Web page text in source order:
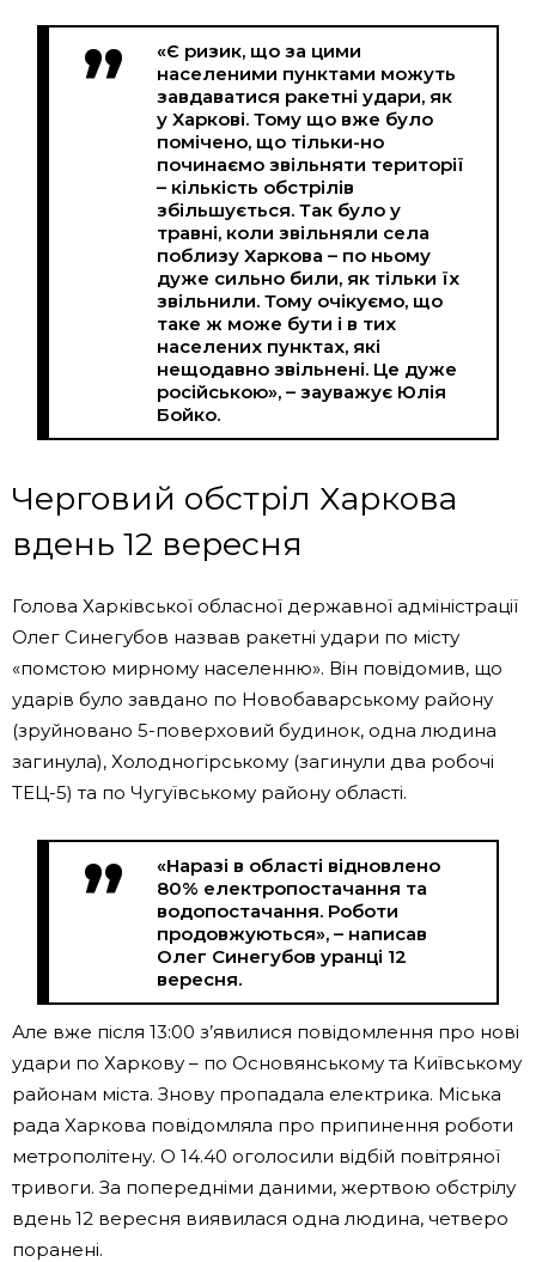
«Є ризик, що за цими
населеними пунктами можуть
завдаватися ракетні удари, як
у Харкові. Тому що вже було
помічено, що тільки-но
починаємо звільняти території
– кількість обстрілів
збільшується. Так було у
травні, коли звільняли села
поблизу Харкова – по ньому
дуже сильно били, як тільки їх
звільнили. Тому очікуємо, що
таке ж може бути і в тих
населених пунктах, які
нещодавно звільнені. Це дуже
російською», – зауважує Юлія
Бойко.
Черговий обстріл Харкова
вдень 12 вересня
Голова Харківської обласної державної адміністрації
Олег Синегубов назвав ракетні удари по місту
«помстою мирному населенню». Він повідомив, що
ударів було завдано по Новобаварському району
(зруйновано 5-поверховий будинок, одна людина
загинула), Холодногірському (загинули два робочі
ТЕЦ-5) та по Чугуївському району області.
«Наразі в області відновлено
80% електропостачання та
водопостачання. Роботи
продовжуються», – написав
Олег Синегубов уранці 12
вересня.
Але вже після 13:00 з’явилися повідомлення про нові
удари по Харкову – по Основянському та Київському
районам міста. Знову пропадала електрика. Міська
рада Харкова повідомляла про припинення роботи
метрополітену. О 14.40 оголосили відбій повітряної
тривоги. За попередніми даними, жертвою обстрілу
вдень 12 вересня виявилася одна людина, четверо
поранені.